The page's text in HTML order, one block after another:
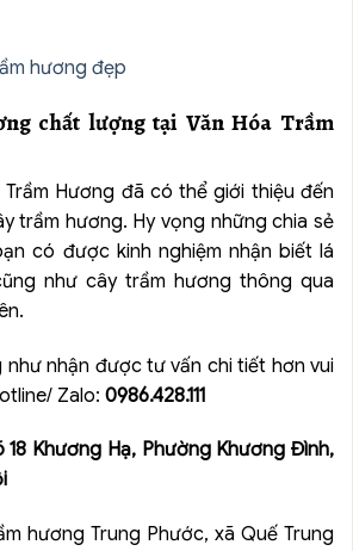
hương đẹp
chất lượng tại Văn Hóa Trầm
Trầm Hương đã có thể giới thiệu đến
trầm hương. Hy vọng những chia sẻ
có được kinh nghiệm nhận biết lá
như cây trầm hương thông qua
như nhận được tư vấn chi tiết hơn vui
Zalo: 0986.428.111
18 Khương Hạ, Phường Khương Đình,
hương Trung Phước, xã Quế Trung